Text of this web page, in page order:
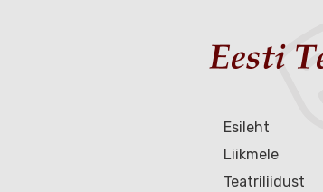
Esileht
Liikmele
Teatriliidust